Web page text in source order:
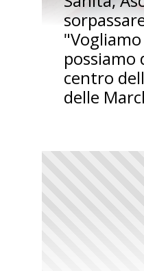
possiamo
centro
delle